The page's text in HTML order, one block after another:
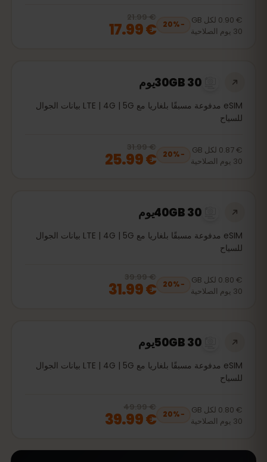
€ 0.90 لكل GB
30 يوم الصلاحية
−
20%
20% off, was
€ 17.99 € 21.99
€ 17.99
30GB 30يوم
eSIM مدفوعة مسبقًا بلغاريا مع LTE | 4G | 5G بيانات الجوال
للسياح
€ 0.87 لكل GB
30 يوم الصلاحية
−
20%
20% off, was
€ 25.99 € 31.99
€ 25.99
40GB 30يوم
eSIM مدفوعة مسبقًا بلغاريا مع LTE | 4G | 5G بيانات الجوال
للسياح
€ 0.80 لكل GB
30 يوم الصلاحية
−
20%
20% off, was
€ 31.99 € 39.99
€ 31.99
50GB 30يوم
eSIM مدفوعة مسبقًا بلغاريا مع LTE | 4G | 5G بيانات الجوال
للسياح
€ 0.80 لكل GB
30 يوم الصلاحية
−
20%
20% off, was
€ 39.99 € 49.99
€ 39.99